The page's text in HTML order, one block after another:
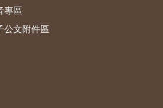
專區
公文附件區